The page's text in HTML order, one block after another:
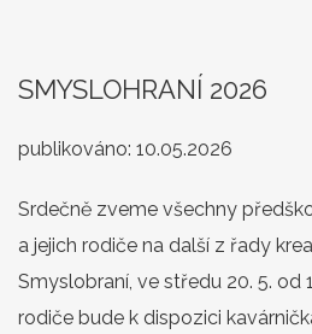
SMYSLOHRANÍ 2026
publikováno: 10.05.2026
Srdečně zveme všechny
a jejich rodiče na další z řady
Smyslobraní, ve středu 20. 5. od
rodiče bude k dispozici